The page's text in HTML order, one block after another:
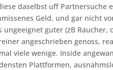
daselbst uff
Geld, und gar nicht
ungeeignet guter (zB
angeschrieben genoss,
viele wenige. Inside
Plattformen,